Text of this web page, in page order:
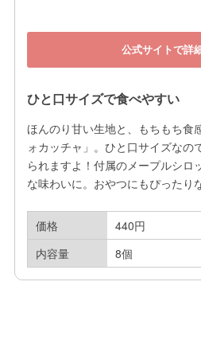
公式サイトで詳
ひと口サイズで食べやすい
ほんのり甘い生地と、もちもち食
ォカッチャ」。ひと口サイズなの
られますよ！付属のメープルシロ
な味わいに。おやつにもぴったり
価格
440円
内容量
8個